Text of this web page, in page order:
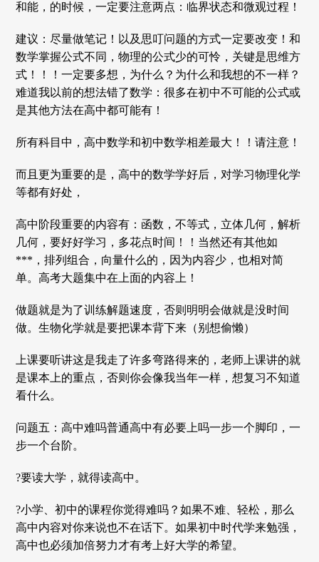
和能，的时候，一定要注意两点：临界状态和微观过程！
建议：尽量做笔记！以及思叮问题的方式一定要改变！和
数学掌握公式不同，物理的公式少的可怜，关键是思维方
式！！！一定要多想，为什么？为什么和我想的不一样？
难道我以前的想法错了数学：很多在初中不可能的公式或
是其他方法在高中都可能有！
所有科目中，高中数学和初中数学相差最大！！请注意！
而且更为重要的是，高中的数学学好后，对学习物理化学
等都有好处，
高中阶段重要的内容有：函数，不等式，立体几何，解析
几何，要好好学习，多花点时间！！当然还有其他如
***，排列组合，向量什么的，因为内容少，也相对简
单。高考大题集中在上面的内容上！
做题就是为了训练解题速度，否则明明会做就是没时间
做。生物化学就是要把课本背下来（别想偷懒）
上课要听讲这是我走了许多弯路得来的，老师上课讲的就
是课本上的重点，否则你会像我当年一样，想复习不知道
看什么。
问题五：高中难吗普通高中有必要上吗一步一个脚印，一
步一个台阶。
?要读大学，就得读高中。
?小学、初中的课程你觉得难吗？如果不难、轻松，那么
高中内容对你来说也不在话下。如果初中时代学来勉强，
高中也必须加倍努力才有考上好大学的希望。